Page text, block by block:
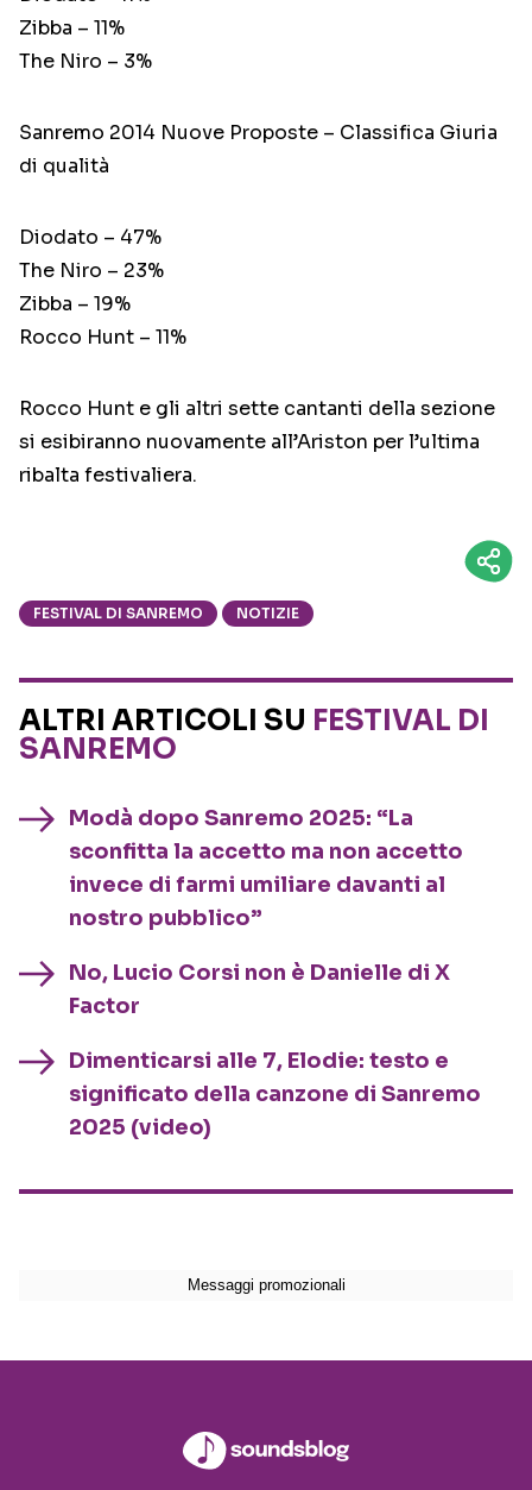
Zibba – 11%
The Niro – 3%
Sanremo 2014 Nuove Proposte – Classifica Giuria
di qualità
Diodato – 47%
The Niro – 23%
Zibba – 19%
Rocco Hunt – 11%
Rocco Hunt e gli altri sette cantanti della sezione
si esibiranno nuovamente all’Ariston per l’ultima
ribalta festivaliera.
FESTIVAL DI SANREMO NOTIZIE
ALTRI ARTICOLI SU FESTIVAL DI
SANREMO
Modà dopo Sanremo 2025: “La
sconfitta la accetto ma non accetto
invece di farmi umiliare davanti al
nostro pubblico”
No, Lucio Corsi non è Danielle di X
Factor
Dimenticarsi alle 7, Elodie: testo e
significato della canzone di Sanremo
2025 (video)